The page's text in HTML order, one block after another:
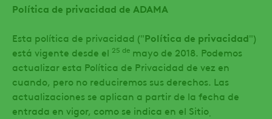
Política de privacidad de ADAMA
Esta política de privacidad ("Política de privacidad")
está vigente desde el 25 de mayo de 2018. Podemos
actualizar esta Política de Privacidad de vez en
cuando, pero no reduciremos sus derechos. Las
actualizaciones se aplican a partir de la fecha de
entrada en vigor, como se indica en el Sitio.